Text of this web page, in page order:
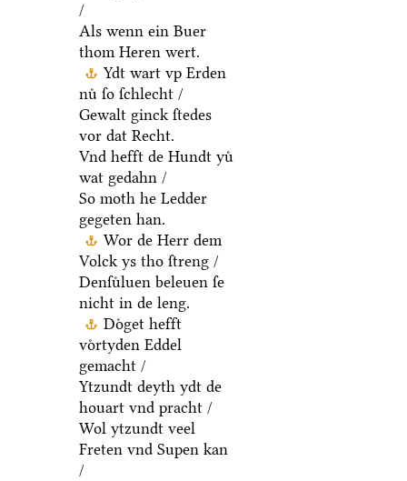
/
Als wenn ein Buer
thom Heren wert.
Ydt wart vp Erden
nuͤ ſo ſchlecht /
Gewalt ginck ſtedes
vor dat Recht.
Vnd hefft de Hundt yuͤ
wat gedahn /
So moth he Ledder
gegeten han.
Wor de Herr dem
Volck ys tho ſtreng /
Denſuͤluen beleuen ſe
nicht in de leng.
Doͤget hefft
voͤrtyden Eddel
gemacht /
Ytzundt deyth ydt de
houart vnd pracht /
Wol ytzundt veel
Freten vnd Supen kan
/